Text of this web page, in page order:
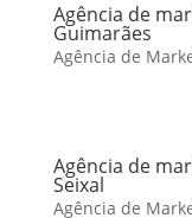
Agência de
Guimarães
Agência de
Agência de
Seixal
Agência de